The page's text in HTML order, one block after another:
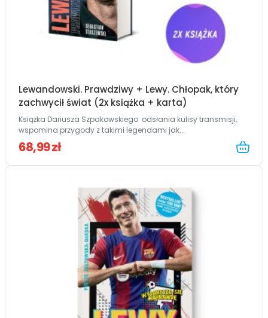
Lewandowski. Prawdziwy + Lewy. Chłopak, który
zachwycił świat (2x książka + karta)
Książka Dariusza Szpakowskiego odsłania kulisy transmisji,
wspomina przygody z takimi legendami jak...
68,99 zł